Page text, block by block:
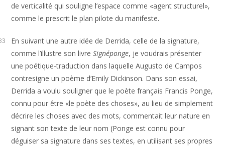
de verticalité qui souligne l’espace comme «agent structurel»,
comme le prescrit le plan pilote du manifeste.
En suivant une autre idée de Derrida, celle de la signature,
comme l’illustre son livreSignéponge, je voudrais présenter
une poétique-traduction dans laquelle Augusto de Campos
contresigne un poème d’Emily Dickinson. Dans son essai,
Derrida a voulu souligner que le poète français Francis Ponge,
connu pour être «le poète des choses», au lieu de simplement
décrire les choses avec des mots, commentait leur nature en
signant son texte de leur nom (Ponge est connu pour
déguiser sa signature dans ses textes, en utilisant ses propres